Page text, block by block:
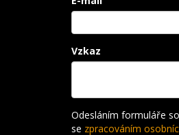
Vzkaz
Odesláním formuláře
se zpracováním